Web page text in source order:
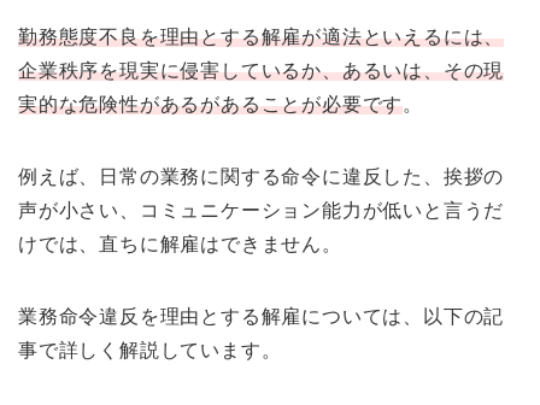
勤務態度不良を理由とする解雇が適法といえるには、
企業秩序を現実に侵害しているか、あるいは、その現
実的な危険性があるがあることが必要です。
例えば、日常の業務に関する命令に違反した、挨拶の
声が小さい、コミュニケーション能力が低いと言うだ
けでは、直ちに解雇はできません。
業務命令違反を理由とする解雇については、以下の記
事で詳しく解説しています。